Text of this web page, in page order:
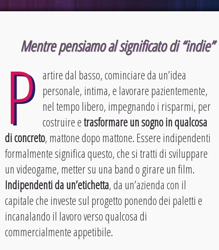
Mentre pensiamo al significato di “indie”
P artire dal basso, cominciare da un’idea
personale, intima, e lavorare pazientemente,
nel tempo libero, impegnando i risparmi, per
costruire etrasformare un sogno in qualcosa
di concreto, mattone dopo mattone. Essere indipendenti
formalmente significa questo, che si tratti di sviluppare
un videogame, metter su una band o girare un film.
Indipendenti da un’etichetta, da un’azienda con il
capitale che investe sul progetto ponendo dei paletti e
incanalando il lavoro verso qualcosa di
commercialmente appetibile.